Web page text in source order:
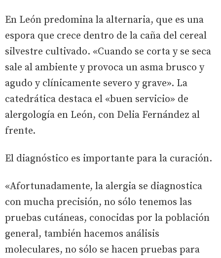
En León predomina la alternaria, que es una
espora que crece dentro de la caña del cereal
silvestre cultivado. «Cuando se corta y se seca
sale al ambiente y provoca un asma brusco y
agudo y clínicamente severo y grave». La
catedrática destaca el «buen servicio» de
alergología en León, con Delia Fernández al
frente.
El diagnóstico es importante para la curación.
«Afortunadamente, la alergia se diagnostica
con mucha precisión, no sólo tenemos las
pruebas cutáneas, conocidas por la población
general, también hacemos análisis
moleculares, no sólo se hacen pruebas para